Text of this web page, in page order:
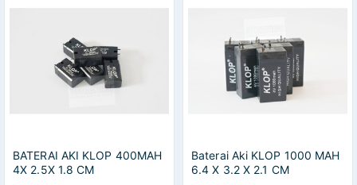
BATERAI AKI KLOP 400MAH
4X 2.5X 1.8 CM
Baterai Aki KLOP 1000 MAH
6.4 X 3.2 X 2.1 CM